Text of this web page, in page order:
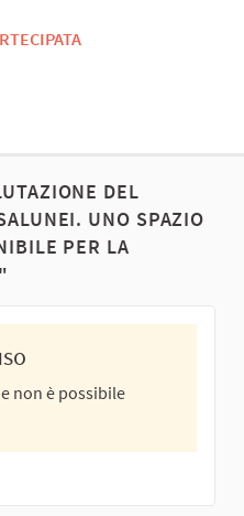
DEL
UNO SPAZIO
PER LA
non è possibile